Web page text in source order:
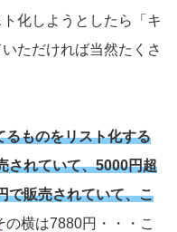
化しようとしたら「キ
ただければ当然たくさ
るものをリスト化する
されていて、5000円超
で販売されていて、こ
の横は7880円・・・こ